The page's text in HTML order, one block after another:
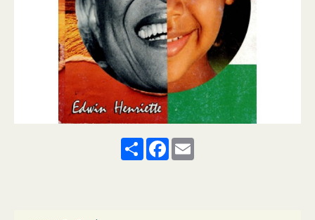
ShareFacebook
Email